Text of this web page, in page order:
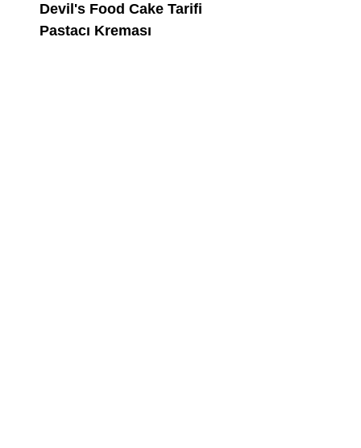
Devil's Food Cake Tarifi
Pastacı Kreması